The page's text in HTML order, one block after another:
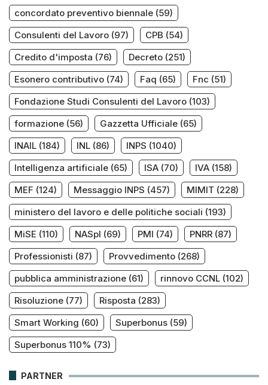
concordato preventivo biennale (59)
Consulenti del Lavoro (97) CPB (54)
Credito d'imposta (76) Decreto (251)
Esonero contributivo (74) Faq (65) Fnc (51)
Fondazione Studi Consulenti del Lavoro (103)
formazione (56) Gazzetta Ufficiale (65)
INAIL (184) INL (86) INPS (1040)
Intelligenza artificiale (65) ISA (70) IVA (158)
MEF (124) Messaggio INPS (457) MIMIT (228)
ministero del lavoro e delle politiche sociali (193)
MiSE (110) NASpI (69) PMI (74) PNRR (87)
Professionisti (87) Provvedimento (268)
pubblica amministrazione (61) rinnovo CCNL (102)
Risoluzione (77) Risposta (283)
Smart Working (60) Superbonus (59)
Superbonus 110% (73)
PARTNER